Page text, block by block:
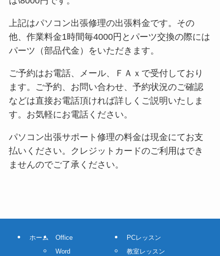
上記はパソコン出張修理の出張料金です。その
他、作業料金1時間毎4000円とパーツ交換の際には
パーツ（部品代金）をいただきます。
ご予約はお電話、メール、ＦＡｘで受付しており
ます。ご予約、お問い合わせ、予約状況のご確認
などは直接お電話頂ければ詳しくご説明いたしま
す。お気軽にお電話ください。
パソコン出張サポート修理の料金は現金にてお支
払いください。クレジットカードのご利用はでき
ませんのでご了承ください。
ホーム
Office
Word
PCレッスン
教室レッスン